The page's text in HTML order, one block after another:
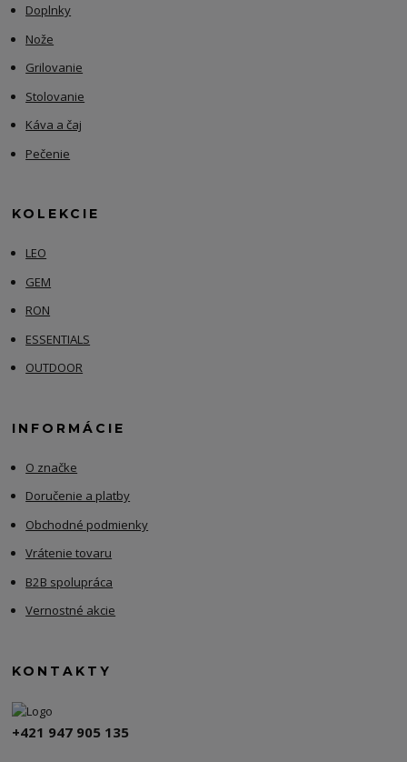
Doplnky
Nože
Grilovanie
Stolovanie
Káva a čaj
Pečenie
KOLEKCIE
LEO
GEM
RON
ESSENTIALS
OUTDOOR
INFORMÁCIE
O značke
Doručenie a platby
Obchodné podmienky
Vrátenie tovaru
B2B spolupráca
Vernostné akcie
KONTAKTY
+421 947 905 135